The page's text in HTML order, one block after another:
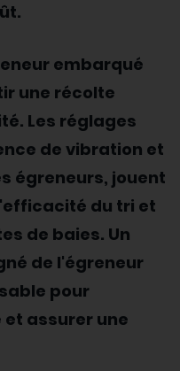
embarqué
une récolte
Les réglages
de vibration et
égreneurs, jouent
du tri et
de baies. Un
de l'égreneur
pour
assurer une